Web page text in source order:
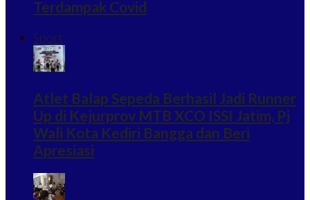
Terdampak Covid
Sport
Atlet Balap Sepeda Berhasil Jadi Runner
Up di Kejurprov MTB XCO ISSI Jatim, Pj
Wali Kota Kediri Bangga dan Beri
Apresiasi